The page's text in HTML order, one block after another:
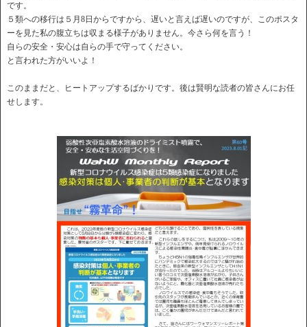
です。
５類への移行は５月8日からですから、遅いと言えば遅いのですが、このポスタ
ーを見た私の腹立ちは収まる様子がありません。今さら何を言う！
自らの安全・安心は自らの手で守ってください。
と言われた方がいいよ！
このままだと、ヒートアップするばかりです。後は賢明な読者の皆さんにお任
せします。